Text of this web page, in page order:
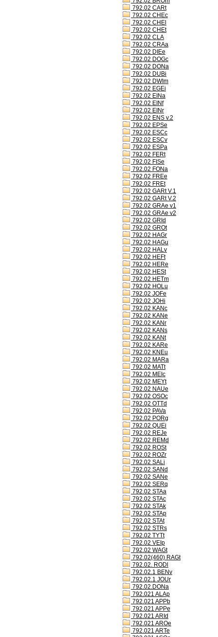
792.02 CARt
792.02 CHEc
792.02 CHEl
792.02 CHEt
792.02 CLA
792.02 CRAa
792.02 DIEe
792.02 DOGc
792.02 DONa
792.02 DUBi
792.02 DWIm
792.02 EGEi
792.02 EINa
792.02 EINf
792.02 EINr
792.02 ENS v.2
792.02 EPSe
792.02 ESCc
792.02 ESCv
792.02 ESPa
792.02 FERt
792.02 FISe
792.02 FONa
792.02 FREe
792.02 FREt
792.02 GARt V.1
792.02 GARt V.2
792.02 GRAe v1
792.02 GRAe v2
792.02 GRId
792.02 GROt
792.02 HAGr
792.02 HAGu
792.02 HALv
792.02 HEFt
792.02 HERe
792.02 HESt
792.02 HETm
792.02 HOLu
792.02 JOFe
792.02 JOHi
792.02 KANc
792.02 KANe
792.02 KANr
792.02 KANs
792.02 KANt
792.02 KARe
792.02 KNEu
792.02 MARa
792.02 MATt
792.02 MEIc
792.02 MEYt
792.02 NAUe
792.02 OSOc
792.02 OTTd
792.02 PAVa
792.02 PORg
792.02 QUEi
792.02 REJe
792.02 REMd
792.02 ROSt
792.02 ROZr
792.02 SALi
792.02 SANd
792.02 SANe
792.02 SERq
792.02 STAa
792.02 STAc
792.02 STAk
792.02 STAp
792.02 STAt
792.02 STRs
792.02 TYTt
792.02 VEIp
792.02 WAGt
792.02(460) RAGt
792.02. RODl
792.02.1 BENv
792.02.1 JOUr
792.02.DONa
792.021 ALAp
792.021 APPb
792.021 APPe
792.021 ARId
792.021 AROe
792.021 ARTe